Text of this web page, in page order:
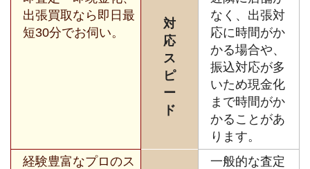
出張買取なら即日最
短30分でお伺い。
対
応
ス
ピ
ー
ド
なく、出張対
応に時間がか
かる場合や、
振込対応が多
いため現金化
まで時間がか
かることがあ
ります。
経験豊富なプロのス
一般的な査定